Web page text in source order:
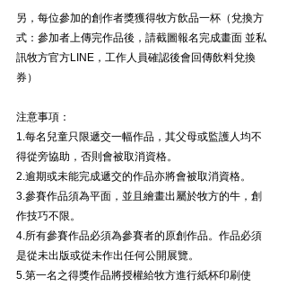
另，每位參加的創作者獎獲得牧方飲品一杯（兌換方
式：參加者上傳完作品後，請截圖報名完成畫面 並私
訊牧方官方LINE，工作人員確認後會回傳飲料兌換
券）
注意事項：
1.每名兒童只限遞交一幅作品，其父母或監護人均不
得從旁協助，否則會被取消資格。
2.逾期或未能完成遞交的作品亦將會被取消資格。
3.參賽作品須為平面，並且繪畫出屬於牧方的牛，創
作技巧不限。
4.所有參賽作品必須為參賽者的原創作品。作品必須
是從未出版或從未作出任何公開展覽。
5.第一名之得獎作品將授權給牧方進行紙杯印刷使